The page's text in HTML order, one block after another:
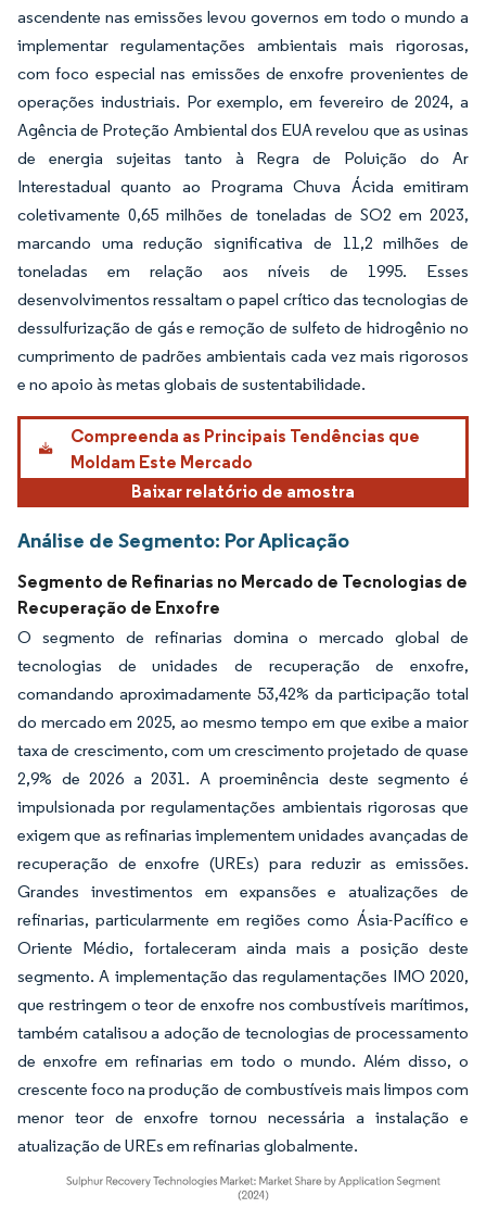
ascendente nas emissões levou governos em todo o mundo a
implementar regulamentações ambientais mais rigorosas,
com foco especial nas emissões de enxofre provenientes de
operações industriais. Por exemplo, em fevereiro de 2024, a
Agência de Proteção Ambiental dos EUA revelou que as usinas
de energia sujeitas tanto à Regra de Poluição do Ar
Interestadual quanto ao Programa Chuva Ácida emitiram
coletivamente 0,65 milhões de toneladas de SO2 em 2023,
marcando uma redução significativa de 11,2 milhões de
toneladas em relação aos níveis de 1995. Esses
desenvolvimentos ressaltam o papel crítico das tecnologias de
dessulfurização de gás e remoção de sulfeto de hidrogênio no
cumprimento de padrões ambientais cada vez mais rigorosos
e no apoio às metas globais de sustentabilidade.
Compreenda as Principais Tendências que
Moldam Este Mercado
Baixar relatório de amostra
Análise de Segmento: Por Aplicação
Segmento de Refinarias no Mercado de Tecnologias de
Recuperação de Enxofre
O segmento de refinarias domina o mercado global de
tecnologias de unidades de recuperação de enxofre,
comandando aproximadamente 53,42% da participação total
do mercado em 2025, ao mesmo tempo em que exibe a maior
taxa de crescimento, com um crescimento projetado de quase
2,9% de 2026 a 2031. A proeminência deste segmento é
impulsionada por regulamentações ambientais rigorosas que
exigem que as refinarias implementem unidades avançadas de
recuperação de enxofre (UREs) para reduzir as emissões.
Grandes investimentos em expansões e atualizações de
refinarias, particularmente em regiões como Ásia-Pacífico e
Oriente Médio, fortaleceram ainda mais a posição deste
segmento. A implementação das regulamentações IMO 2020,
que restringem o teor de enxofre nos combustíveis marítimos,
também catalisou a adoção de tecnologias de processamento
de enxofre em refinarias em todo o mundo. Além disso, o
crescente foco na produção de combustíveis mais limpos com
menor teor de enxofre tornou necessária a instalação e
atualização de UREs em refinarias globalmente.